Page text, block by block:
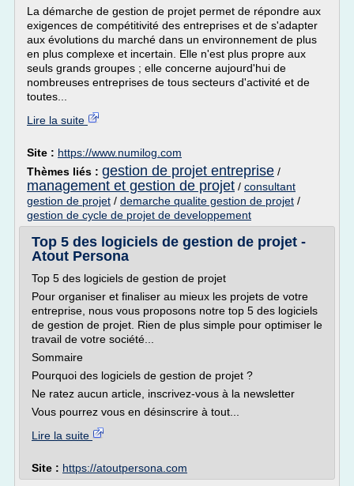
La démarche de gestion de projet permet de répondre aux
exigences de compétitivité des entreprises et de s'adapter
aux évolutions du marché dans un environnement de plus
en plus complexe et incertain. Elle n'est plus propre aux
seuls grands groupes ; elle concerne aujourd'hui de
nombreuses entreprises de tous secteurs d'activité et de
toutes...
Lire la suite
Site : https://www.numilog.com
Thèmes liés : gestion de projet entreprise /
management et gestion de projet / consultant
gestion de projet / demarche qualite gestion de projet /
gestion de cycle de projet de developpement
Top 5 des logiciels de gestion de projet -
Atout Persona
Top 5 des logiciels de gestion de projet
Pour organiser et finaliser au mieux les projets de votre
entreprise, nous vous proposons notre top 5 des logiciels
de gestion de projet. Rien de plus simple pour optimiser le
travail de votre société...
Sommaire
Pourquoi des logiciels de gestion de projet ?
Ne ratez aucun article, inscrivez-vous à la newsletter
Vous pourrez vous en désinscrire à tout...
Lire la suite
Site : https://atoutpersona.com